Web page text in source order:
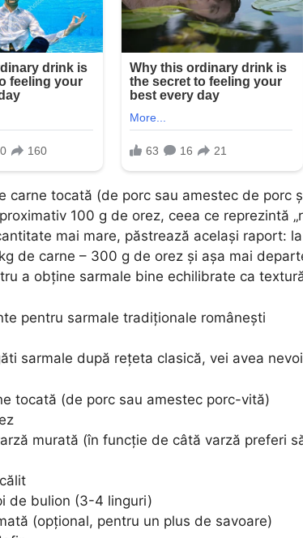
carne tocată (de porc sau amestec de porc
100 g de orez, ceea ce reprezintă
mai mare, păstrează același raport:
de carne – 300 g de orez și așa mai
a obține sarmale bine echilibrate ca
pentru sarmale tradiționale românești
sarmale după rețeta clasică, vei avea
tocată (de porc sau amestec porc-vită)
murată (în funcție de câtă varză preferi
de bulion (3-4 linguri)
(opțional, pentru un plus de savoare)